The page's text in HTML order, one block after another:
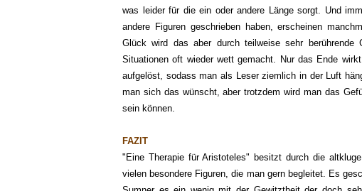
was leider für die ein oder andere Länge sorgt. Und
andere Figuren geschrieben haben, erscheinen
Glück wird das aber durch teilweise sehr berührende
Situationen oft wieder wett gemacht. Nur das Ende
aufgelöst, sodass man als Leser ziemlich in der Luft
man sich das wünscht, aber trotzdem wird man das
sein können.
FAZIT
"Eine Therapie für Aristoteles" besitzt durch die
vielen besondere Figuren, die man gern begleitet. Es